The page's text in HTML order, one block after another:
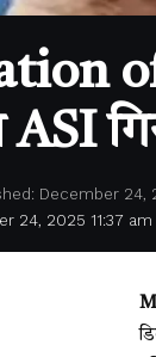
of
24, 2025 11:37 am
December 24,